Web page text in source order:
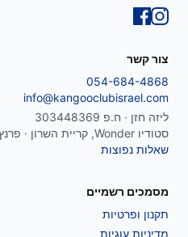
צור קשר
054-684-4868
info@kangooclubisrael.com
ליזה חזן · ח.פ 303448369
סטודיו Wonder, קריית השרון · פרנץ אופנהיימר 2, קומה 1, נתניה
שאלות נפוצות
מסמכים רשמיים
תקנון ופרטיות
מדיניות עוגיות